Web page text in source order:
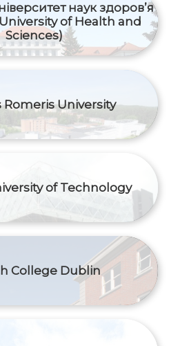
наук здоров’я
of Health and
Sciences)
Romeris University
of Technology
College Dublin